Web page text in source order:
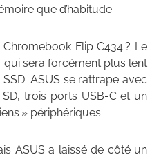
que d’habitude.
Flip C434 ? Le
qui sera forcément plus lent
ASUS se rattrape avec
trois ports USB-C et un
» périphériques.
ASUS a laissé de côté un